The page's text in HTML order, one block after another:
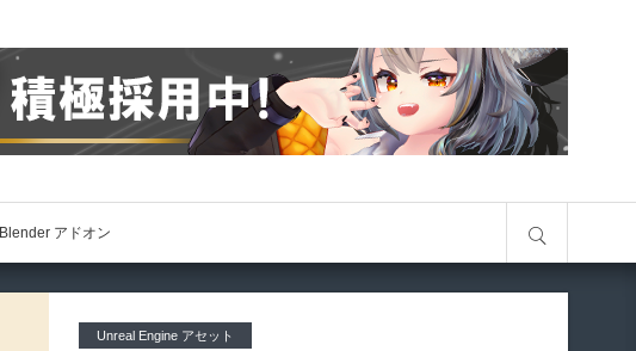
Blender アドオン
Unreal Engine アセット